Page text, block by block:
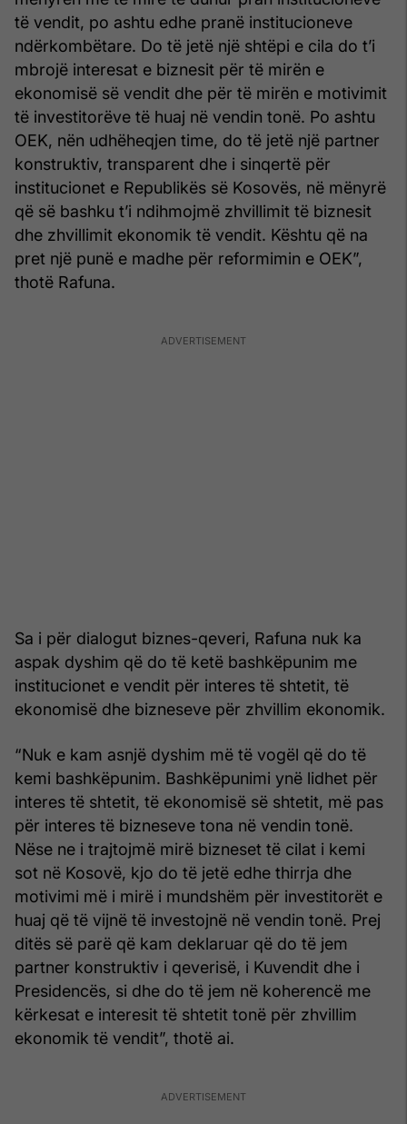
të vendit, po ashtu edhe pranë institucioneve
ndërkombëtare. Do të jetë një shtëpi e cila do t’i
mbrojë interesat e biznesit për të mirën e
ekonomisë së vendit dhe për të mirën e motivimit
të investitorëve të huaj në vendin tonë. Po ashtu
OEK, nën udhëheqjen time, do të jetë një partner
konstruktiv, transparent dhe i sinqertë për
institucionet e Republikës së Kosovës, në mënyrë
që së bashku t’i ndihmojmë zhvillimit të biznesit
dhe zhvillimit ekonomik të vendit. Kështu që na
pret një punë e madhe për reformimin e OEK”,
thotë Rafuna.
Sa i për dialogut biznes-qeveri, Rafuna nuk ka
aspak dyshim që do të ketë bashkëpunim me
institucionet e vendit për interes të shtetit, të
ekonomisë dhe bizneseve për zhvillim ekonomik.
“Nuk e kam asnjë dyshim më të vogël që do të
kemi bashkëpunim. Bashkëpunimi ynë lidhet për
interes të shtetit, të ekonomisë së shtetit, më pas
për interes të bizneseve tona në vendin tonë.
Nëse ne i trajtojmë mirë bizneset të cilat i kemi
sot në Kosovë, kjo do të jetë edhe thirrja dhe
motivimi më i mirë i mundshëm për investitorët e
huaj që të vijnë të investojnë në vendin tonë. Prej
ditës së parë që kam deklaruar që do të jem
partner konstruktiv i qeverisë, i Kuvendit dhe i
Presidencës, si dhe do të jem në koherencë me
kërkesat e interesit të shtetit tonë për zhvillim
ekonomik të vendit”, thotë ai.